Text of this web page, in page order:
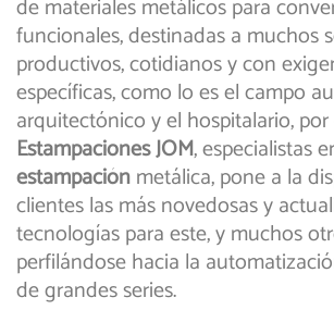
de materiales metálicos para
funcionales, destinadas a muchos
productivos, cotidianos y con
específicas, como lo es el campo
arquitectónico y el hospitalario,
Estampaciones JOM, especialistas
estampaciónmetálica, pone a la
clientes las más novedosas y
tecnologías para este, y muchos
perfilándose hacia la
de grandes series.